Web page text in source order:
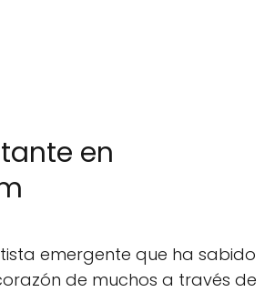
en
emergente que ha sabido
de muchos a través de